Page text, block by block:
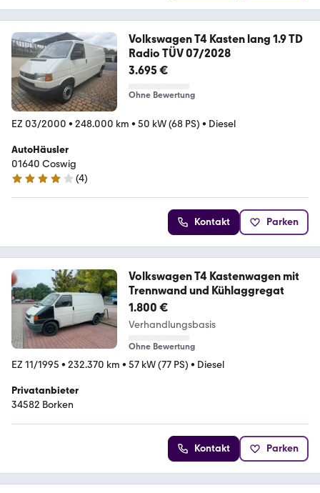
Volkswagen T4 Kasten lang 1.9 TD
Radio TÜV 07/2028
3.695 €
Ohne Bewertung
EZ 03/2000 • 248.000 km • 50 kW (68 PS) • Diesel
AutoHäusler
01640 Coswig
4 Sterne
(4)
Kontakt Parken
Volkswagen T4 Kastenwagen mit
Trennwand und Kühlaggregat
1.800 €
Verhandlungsbasis
Ohne Bewertung
EZ 11/1995 • 232.370 km • 57 kW (77 PS) • Diesel
Privatanbieter
34582 Borken
Kontakt Parken